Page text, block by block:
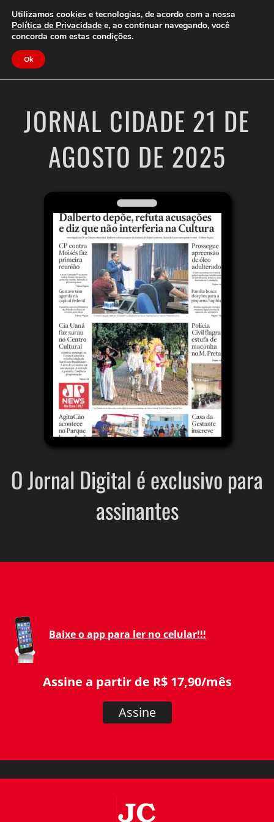
Clube do Assinante Área do Assinante
JORNAL CIDADE 21 DE
AGOSTO DE 2025
O Jornal Digital é exclusivo para
assinantes
Baixe o app para ler no celular!!!
Assine a partir de R$ 17,90/mês
Assine
Utilizamos cookies e tecnologias, de acordo com a nossa
Política de Privacidade e, ao continuar navegando, você
concorda com estas condições.
Ok